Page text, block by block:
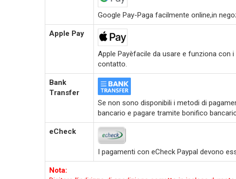
Google Pay-Paga facilmente online,in
Apple Pay
Apple Payèfacile da usare e funziona con
contatto.
Bank
Transfer
Se non sono disponibili i metodi di
bancario e pagare tramite bonifico
eCheck
I pagamenti con eCheck Paypal devono
Nota: